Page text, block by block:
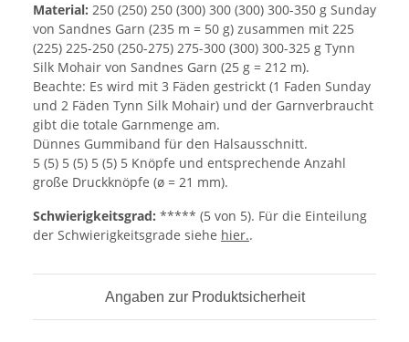
Material: 250 (250) 250 (300) 300 (300) 300-350 g Sunday
von Sandnes Garn (235 m = 50 g) zusammen mit 225
(225) 225-250 (250-275) 275-300 (300) 300-325 g Tynn
Silk Mohair von Sandnes Garn (25 g = 212 m).
Beachte: Es wird mit 3 Fäden gestrickt (1 Faden Sunday
und 2 Fäden Tynn Silk Mohair) und der Garnverbraucht
gibt die totale Garnmenge am.
Dünnes Gummiband für den Halsausschnitt.
5 (5) 5 (5) 5 (5) 5 Knöpfe und entsprechende Anzahl
große Druckknöpfe (ø = 21 mm).
Schwierigkeitsgrad: ***** (5 von 5). Für die Einteilung
der Schwierigkeitsgrade siehe hier..
Angaben zur Produktsicherheit